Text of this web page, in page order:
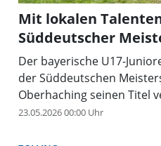
Mit lokalen
Süddeutscher
Der bayerische U17-
der Süddeutschen
Oberhaching seinen Titel
23.05.2026 00:00 Uhr